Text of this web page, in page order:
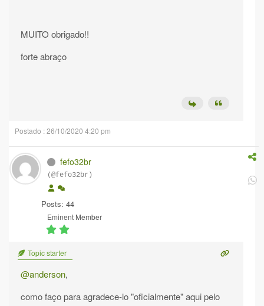
MUITO obrigado!!
forte abraço
Postado : 26/10/2020 4:20 pm
fefo32br
(@fefo32br)
Posts: 44
Eminent Member
Topic starter
@anderson,
como faço para agradece-lo "oficialmente" aqui pelo